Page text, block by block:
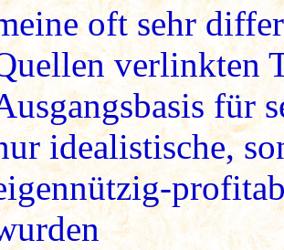
oft sehr
verlinkten
für
idealistische,